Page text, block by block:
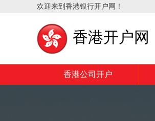
欢迎来到香港银行开户网！
香港开户网
香港公司开户